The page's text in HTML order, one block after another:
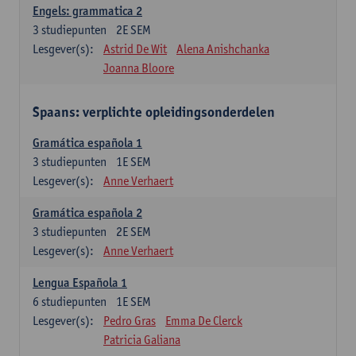
Engels: grammatica 2
2E SEM
3 studiepunten
Lesgever(s):
Astrid De Wit
Alena Anishchanka
Joanna Bloore
Spaans: verplichte opleidingsonderdelen
Gramática española 1
1E SEM
3 studiepunten
Lesgever(s):
Anne Verhaert
Gramática española 2
2E SEM
3 studiepunten
Lesgever(s):
Anne Verhaert
Lengua Española 1
1E SEM
6 studiepunten
Lesgever(s):
Pedro Gras
Emma De Clerck
Patricia Galiana